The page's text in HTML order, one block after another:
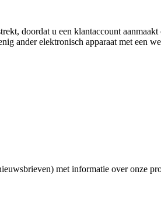
doordat u een klantaccount
ander elektronisch apparaat met een
met informatie over onze